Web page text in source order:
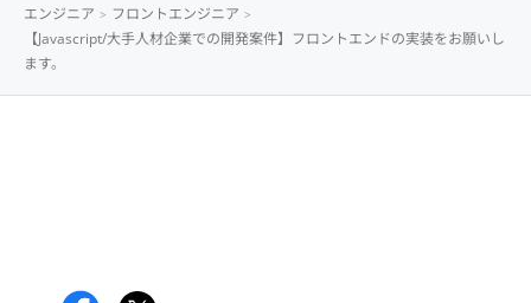
エンジニア
フロントエンジニア
【Javascript/大手人材企業での開発案件】フロントエンドの実装をお願いし
ます。